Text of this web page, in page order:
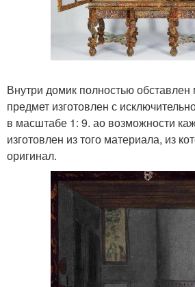
Внутри домик полностью
предмет изготовлен с
в масштабе 1: 9. ао возможности
изготовлен из того материала, из
оригинал.